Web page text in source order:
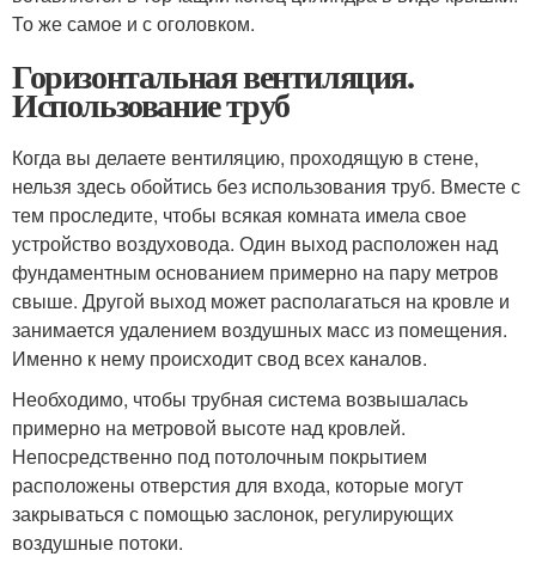
То же самое и с оголовком.
Горизонтальная вентиляция.
Использование труб
Когда вы делаете вентиляцию, проходящую в стене,
нельзя здесь обойтись без использования труб. Вместе с
тем проследите, чтобы всякая комната имела свое
устройство воздуховода. Один выход расположен над
фундаментным основанием примерно на пару метров
свыше. Другой выход может располагаться на кровле и
занимается удалением воздушных масс из помещения.
Именно к нему происходит свод всех каналов.
Необходимо, чтобы трубная система возвышалась
примерно на метровой высоте над кровлей.
Непосредственно под потолочным покрытием
расположены отверстия для входа, которые могут
закрываться с помощью заслонок, регулирующих
воздушные потоки.